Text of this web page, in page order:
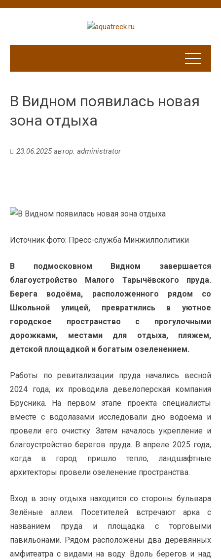
В Видном появилась новая
зона отдыха
23.06.2025автор: administrator
Источник фото: Пресс-служба Минжилполитики
В подмосковном Видном завершается
благоустройство Малого Тарычёвского пруда.
Берега водоёма, расположенного рядом со
Школьной улицей, превратились в уютное
городское пространство с прогулочными
дорожками, местами для отдыха, пляжем,
детской площадкой и богатым озеленением.
Работы по ревитализации пруда начались весной
2024 года, их проводила девелоперская компания
Брусника. На первом этапе проекта специалисты
вместе с водолазами исследовали дно водоёма и
провели его очистку. Затем началось укрепление и
благоустройство берегов пруда. В апреле 2025 года,
когда в город пришло тепло, ландшафтные
архитекторы провели озеленение пространства.
Вход в зону отдыха находится со стороны бульвара
Зелёные аллеи. Посетителей встречают арка с
названием пруда и площадка с торговыми
павильонами. Рядом расположены два деревянных
амфитеатра с видами на воду. Вдоль берегов и над